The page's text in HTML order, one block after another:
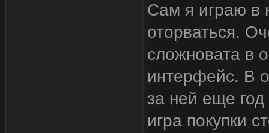
Сам я играю в
оторваться.
сложновата в
интерфейс. В
за ней еще
игра покупки